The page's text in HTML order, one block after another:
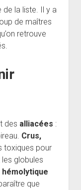
de la liste. Il y a
de maîtres
retrouve
des alliacées :
Crus,
toxiques pour
globules
hémolytique
que